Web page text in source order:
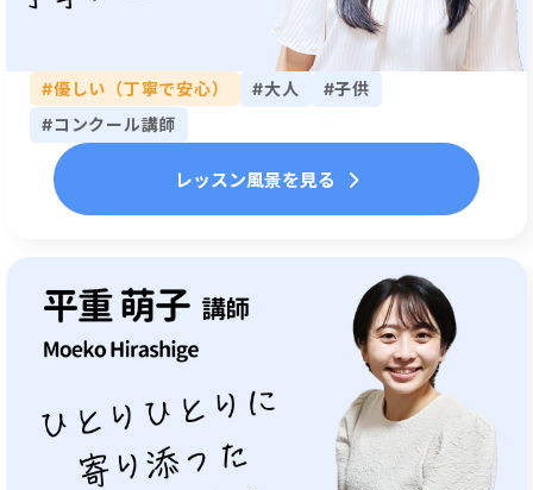
#優しい（丁寧で安心） #大人
#子供
#コンクール講師
レッスン風景を見る